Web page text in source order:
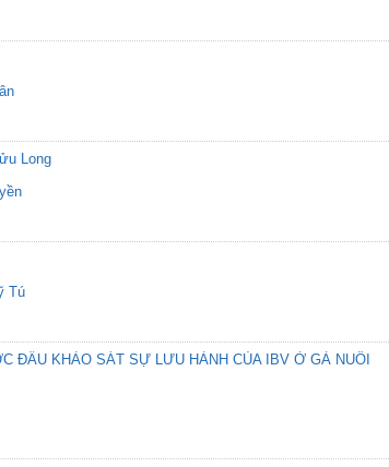
Long
Tú
ĐẦU KHẢO SÁT SỰ LƯU HÀNH CỦA IBV Ở GÀ NUÔI